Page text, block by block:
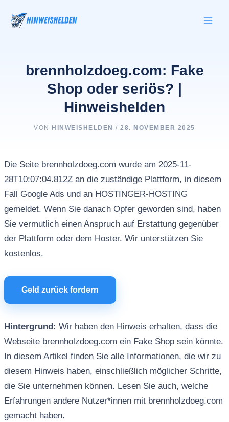
Inhalt
springen
brennholzdoeg.com: Fake
Shop oder seriös? |
Hinweishelden
VON HINWEISHELDEN/28. NOVEMBER 2025
Die Seite brennholzdoeg.com wurde am 2025-11-
28T10:07:04.812Z an die zuständige Plattform, in diesem
Fall Google Ads und an HOSTINGER-HOSTING
gemeldet. Wenn Sie danach Opfer geworden sind, haben
Sie vermutlich einen Anspruch auf Erstattung gegenüber
der Plattform oder dem Hoster. Wir unterstützen Sie
kostenlos.
Geld zurück fordern
Hintergrund: Wir haben den Hinweis erhalten, dass die
Webseite brennholzdoeg.com ein Fake Shop sein könnte.
In diesem Artikel finden Sie alle Informationen, die wir zu
diesem Hinweis haben, einschließlich möglicher Schritte,
die Sie unternehmen können. Lesen Sie auch, welche
Erfahrungen andere Nutzer*innen mit brennholzdoeg.com
gemacht haben.